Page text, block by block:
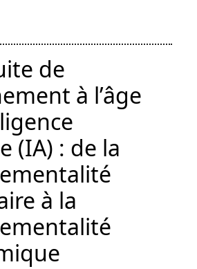
de
à l’âge
(IA) : de la
à la